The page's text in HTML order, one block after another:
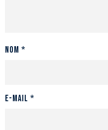
Nom *
E-mail *